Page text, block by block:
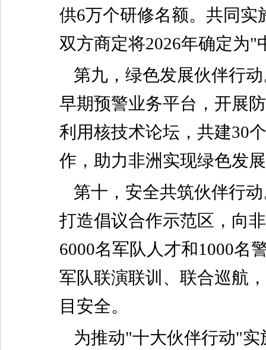
供6万个研修名额。共同
双方商定将2026年确定为"
第九，绿色发展伙伴行
早期预警业务平台，开展
利用核技术论坛，共建30
作，助力非洲实现绿色发
第十，安全共筑伙伴行
打造倡议合作示范区，向
6000名军队人才和1000名
军队联演联训、联合巡航
目安全。
为推动"十大伙伴行动"